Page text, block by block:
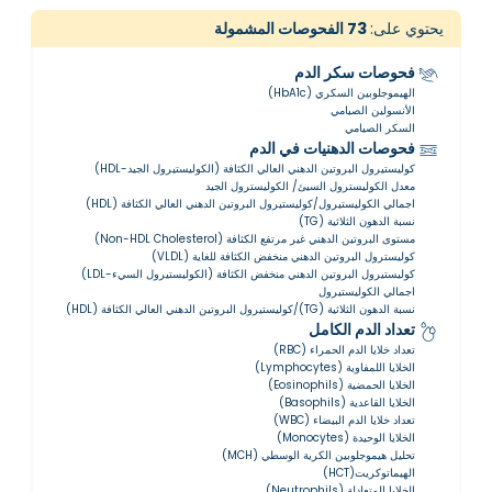
يحتوي على:73 الفحوصات المشمولة
فحوصات سكر الدم
الهيموجلوبين السكري (HbA1c)
الأنسولين الصيامي
السكر الصيامي
فحوصات الدهنيات في الدم
كوليستيرول البروتين الدهني العالي الكثافة (الكوليستيرول الجيد-HDL)
معدل الكوليسترول السيئ/ الكوليسترول الجيد
اجمالي الكوليستيرول/كوليستيرول البروتين الدهني العالي الكثافة (HDL)
نسبة الدهون الثلاثية (TG)
مستوى البروتين الدهني غير مرتفع الكثافة (Non-HDL Cholesterol)
كوليسترول البروتين الدهني منخفض الكثافة للغاية (VLDL)
كوليستيرول البروتين الدهني منخفض الكثافة (الكوليستيرول السيء-LDL)
اجمالي الكوليستيرول
نسبة الدهون الثلاثية (TG)/كوليستيرول البروتين الدهني العالي الكثافة (HDL)
تعداد الدم الكامل
تعداد خلايا الدم الحمراء (RBC)
الخلايا اللمفاوية (Lymphocytes)
الخلايا الحمضية (Eosinophils)
الخلايا القاعدية (Basophils)
تعداد خلايا الدم البيضاء (WBC)
الخلايا الوحيدة (Monocytes)
تحليل هيموجلوبين الكرية الوسطي (MCH)
الهيماتوكريت(HCT)